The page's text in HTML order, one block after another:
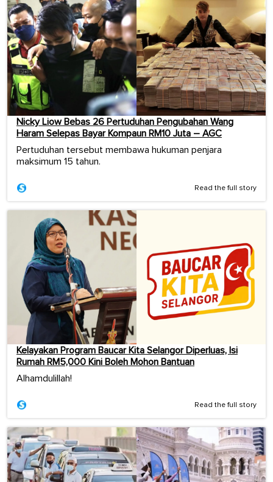
Nicky Liow Bebas 26 Pertuduhan Pengubahan Wang
Haram Selepas Bayar Kompaun RM10 Juta – AGC
Pertuduhan tersebut membawa hukuman penjara
maksimum 15 tahun.
Read the full story
Kelayakan Program Baucar Kita Selangor Diperluas, Isi
Rumah RM5,000 Kini Boleh Mohon Bantuan
Alhamdulillah!
Read the full story